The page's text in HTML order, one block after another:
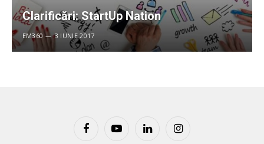
Clarificări: StartUp Nation
EM360 3 IUNIE 2017
FacebookYouTubeLinkedInInstagram